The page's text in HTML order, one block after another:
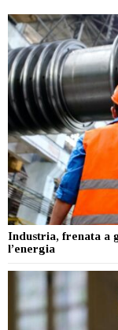
Industria, frenata a
l’energia